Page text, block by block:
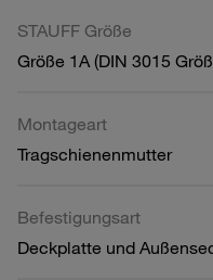
STAUFF Größe
Größe 1A (DIN 3015
Montageart
Tragschienenmutter
Befestigungsart
Deckplatte und